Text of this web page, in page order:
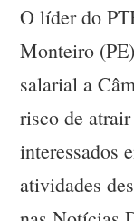
O líder do
Monteiro
salarial a
risco de
interessados
atividades